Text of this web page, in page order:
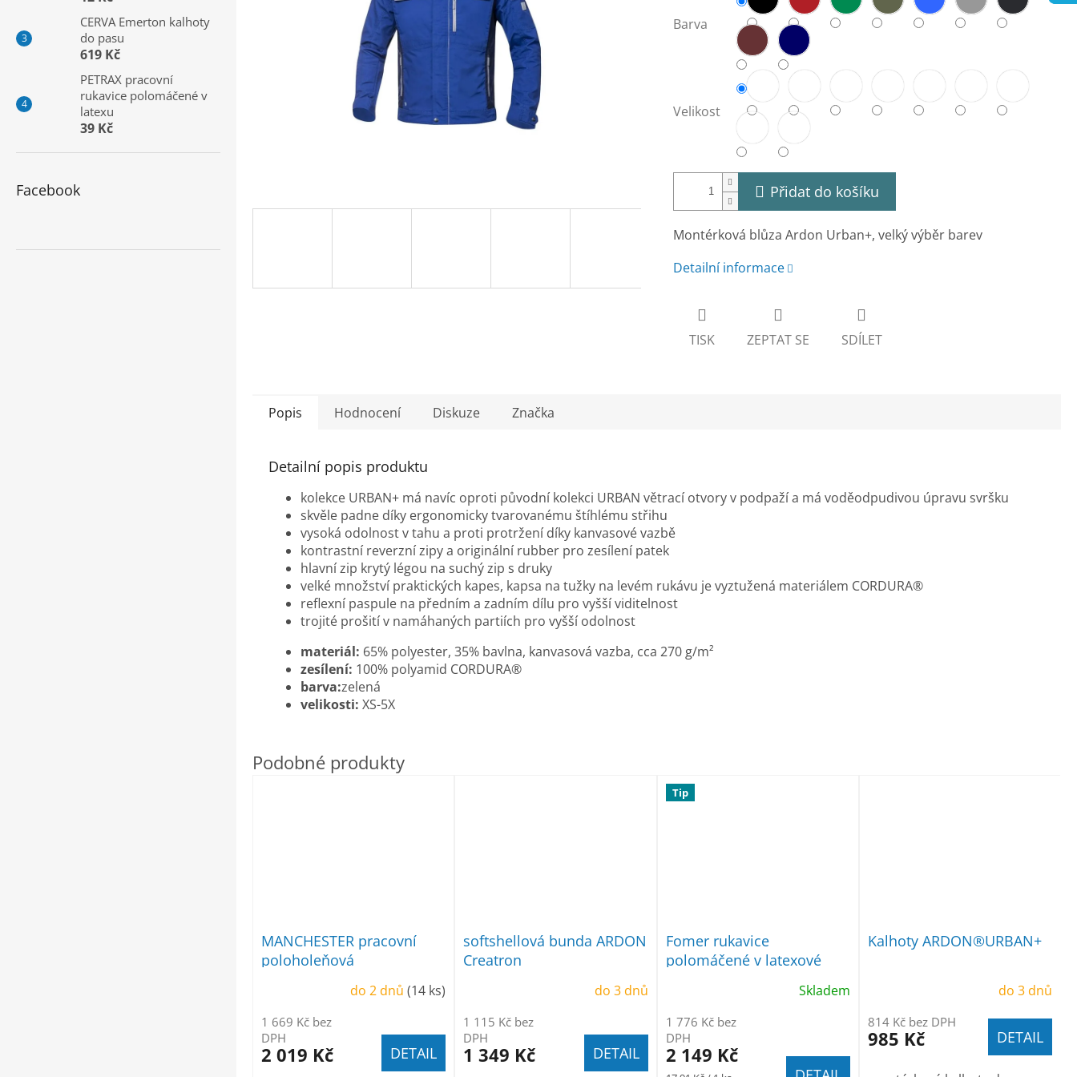
CERVA Emerton kalhoty
do pasu
619 Kč
PETRAX pracovní
rukavice polomáčené v
latexu
39 Kč
Facebook
Barva
Velikost
Přidat do košíku
Montérková blůza Ardon Urban+, velký výběr barev
Detailní informace
TISK ZEPTAT SE SDÍLET
Popis Hodnocení Diskuze Značka
Detailní popis produktu
kolekce URBAN+ má navíc oproti původní kolekci URBAN větrací otvory v podpaží a má voděodpudivou úpravu svršku
skvěle padne díky ergonomicky tvarovanému štíhlému střihu
vysoká odolnost v tahu a proti protržení díky kanvasové vazbě
kontrastní reverzní zipy a originální rubber pro zesílení patek
hlavní zip krytý légou na suchý zip s druky
velké množství praktických kapes, kapsa na tužky na levém rukávu je vyztužená materiálem CORDURA®
reflexní paspule na předním a zadním dílu pro vyšší viditelnost
trojité prošití v namáhaných partiích pro vyšší odolnost
materiál: 65% polyester, 35% bavlna, kanvasová vazba, cca 270 g/m²
zesílení: 100% polyamid CORDURA®
barva:zelená
velikosti: XS-5X
MANCHESTER pracovní
poloholeňová
do 2 dnů(14 ks)
1 669 Kč bez
DPH
2 019 Kč DETAIL
softshellová bunda ARDON
Creatron
do 3 dnů
1 115 Kč bez
DPH
1 349 Kč DETAIL
Tip
Fomer rukavice
polomáčené v latexové
Skladem
1 776 Kč bez
DPH
2 149 Kč
Kalhoty ARDON®URBAN+
do 3 dnů
814 Kč bez DPH
985 Kč DETAIL